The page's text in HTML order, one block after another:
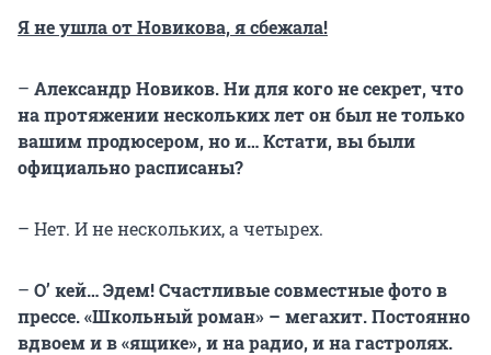
Я не ушла от Новикова, я сбежала!
– Александр Новиков. Ни для кого не секрет, что
на протяжении нескольких лет он был не только
вашим продюсером, но и… Кстати, вы были
официально расписаны?
– Нет. И не нескольких, а четырех.
– О’ кей… Эдем! Счастливые совместные фото в
прессе. «Школьный роман» – мегахит. Постоянно
вдвоем и в «ящике», и на радио, и на гастролях.